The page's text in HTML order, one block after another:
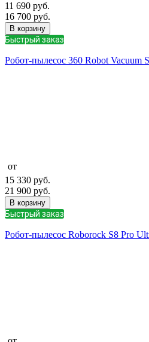
11 690 руб.
16 700 руб.
В корзину
Быстрый заказ
Робот-пылесос 360 Robot Vacuum
от
15 330 руб.
21 900 руб.
В корзину
Быстрый заказ
Робот-пылесос Roborock S8 Pro